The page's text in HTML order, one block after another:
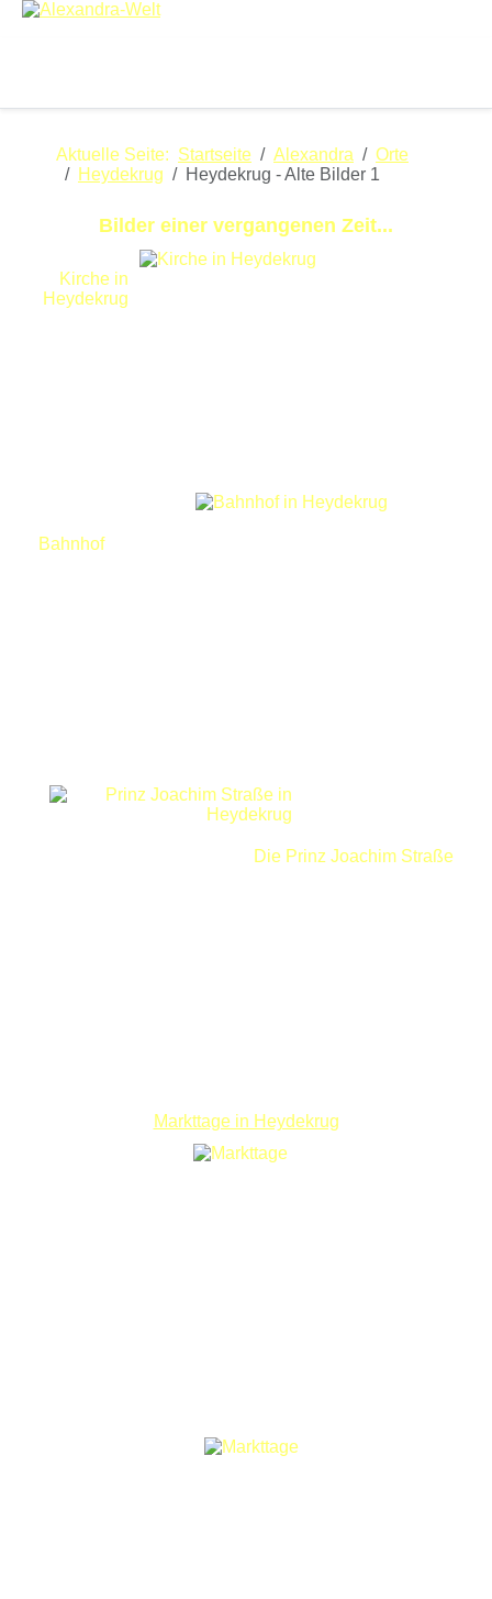
Aktuelle Seite: Startseite Alexandra
Orte
Heydekrug
Heydekrug - Alte Bilder 1
Bilder einer vergangenen Zeit...
Kirche in
Heydekrug
Bahnhof
Die Prinz Joachim Straße
Markttage in Heydekrug